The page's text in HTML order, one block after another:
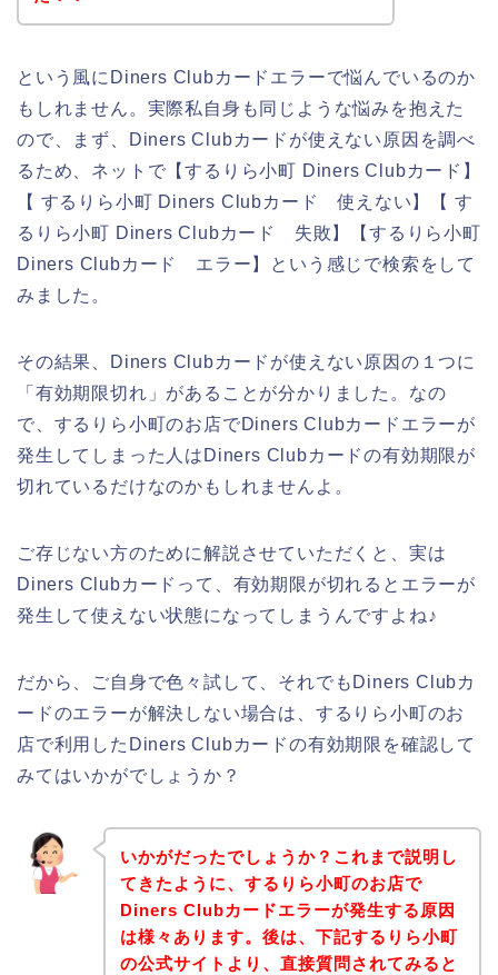
という風にDiners Clubカードエラーで悩んでいるのか
もしれません。実際私自身も同じような悩みを抱えた
ので、まず、Diners Clubカードが使えない原因を調べ
るため、ネットで【するりら小町 Diners Clubカード】
【 するりら小町 Diners Clubカード 使えない】【 す
るりら小町 Diners Clubカード 失敗】【するりら小町
Diners Clubカード エラー】という感じで検索をして
みました。
その結果、Diners Clubカードが使えない原因の１つに
「有効期限切れ」があることが分かりました。なの
で、するりら小町のお店でDiners Clubカードエラーが
発生してしまった人はDiners Clubカードの有効期限が
切れているだけなのかもしれませんよ。
ご存じない方のために解説させていただくと、実は
Diners Clubカードって、有効期限が切れるとエラーが
発生して使えない状態になってしまうんですよね♪
だから、ご自身で色々試して、それでもDiners Clubカ
ードのエラーが解決しない場合は、するりら小町のお
店で利用したDiners Clubカードの有効期限を確認して
みてはいかがでしょうか？
いかがだったでしょうか？これまで説明し
てきたように、するりら小町のお店で
Diners Clubカードエラーが発生する原因
は様々あります。後は、下記するりら小町
の公式サイトより、直接質問されてみると